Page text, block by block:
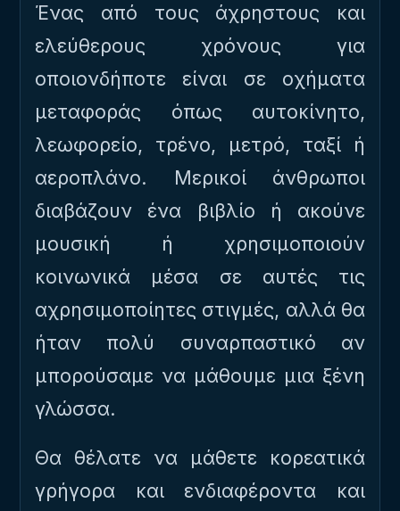
Ένας από τους άχρηστους και
ελεύθερους χρόνους για
οποιονδήποτε είναι σε οχήματα
μεταφοράς όπως αυτοκίνητο,
λεωφορείο, τρένο, μετρό, ταξί ή
αεροπλάνο. Μερικοί άνθρωποι
διαβάζουν ένα βιβλίο ή ακούνε
μουσική ή χρησιμοποιούν
κοινωνικά μέσα σε αυτές τις
αχρησιμοποίητες στιγμές, αλλά θα
ήταν πολύ συναρπαστικό αν
μπορούσαμε να μάθουμε μια ξένη
γλώσσα.
Θα θέλατε να μάθετε κορεατικά
γρήγορα και ενδιαφέροντα και